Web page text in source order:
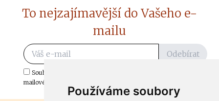
Používáme soubory
To nejzajímavější do Vašeho e-
mailu
Odebírat
Souhlasím s odběrem důležitých zpráv ze ČtiDoma.cz do mé e-
mailové schránky.